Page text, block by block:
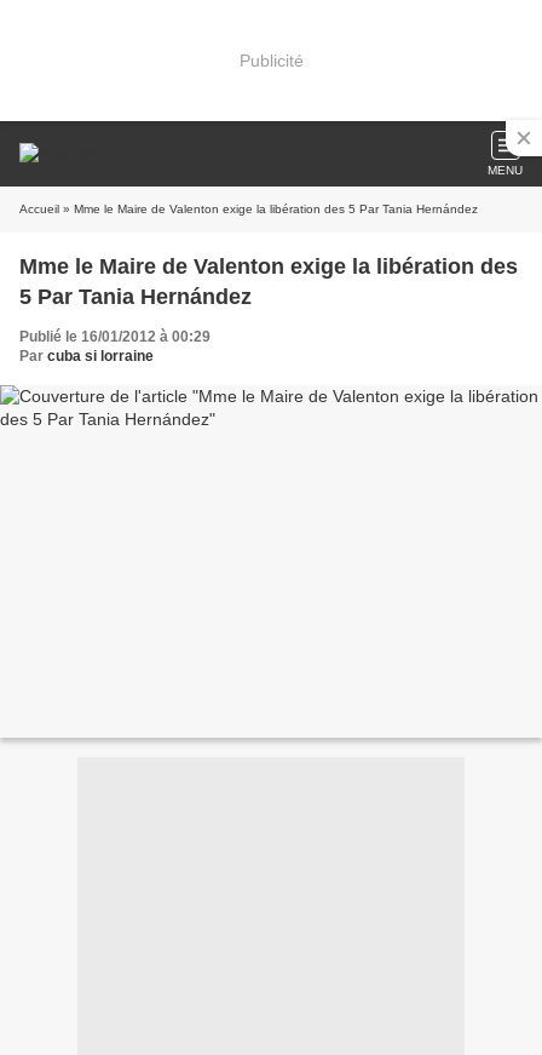
Publicité
MENU
Accueil » Mme le Maire de Valenton exige la libération des 5 Par Tania Hernández
Mme le Maire de Valenton exige la libération des
5 Par Tania Hernández
Publié le 16/01/2012 à 00:29
Par cuba si lorraine